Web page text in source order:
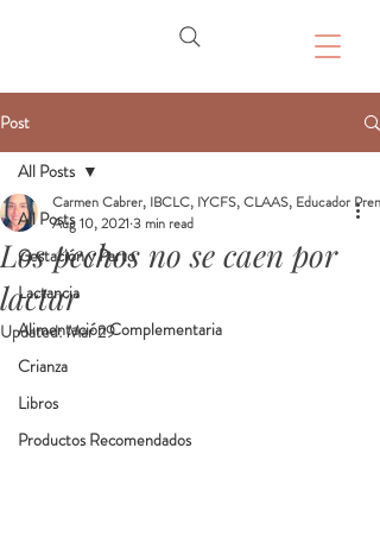
Post
All Posts
Gestación y Parto
Lactancia
Alimentación Complementaria
Crianza
Libros
Productos Recomendados
All Posts
Los pechos no se caen por
lactar
Carmen Cabrer, IBCLC, IYCFS, CLAAS, Educador
Aug 10, 2021 3 min read
Updated:Mar 29